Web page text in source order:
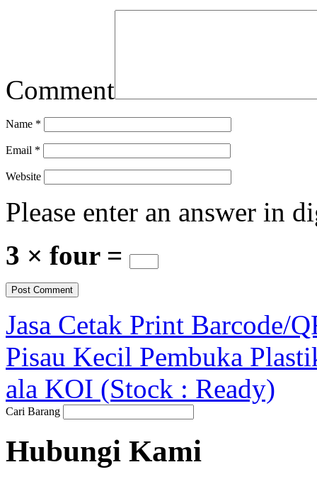
Comment
Name *
Email *
Website
Please enter an answer in
3 × four =
Jasa Cetak Print Barcode/
Pisau Kecil Pembuka
ala KOI (Stock : Ready)
Cari Barang
Hubungi Kami